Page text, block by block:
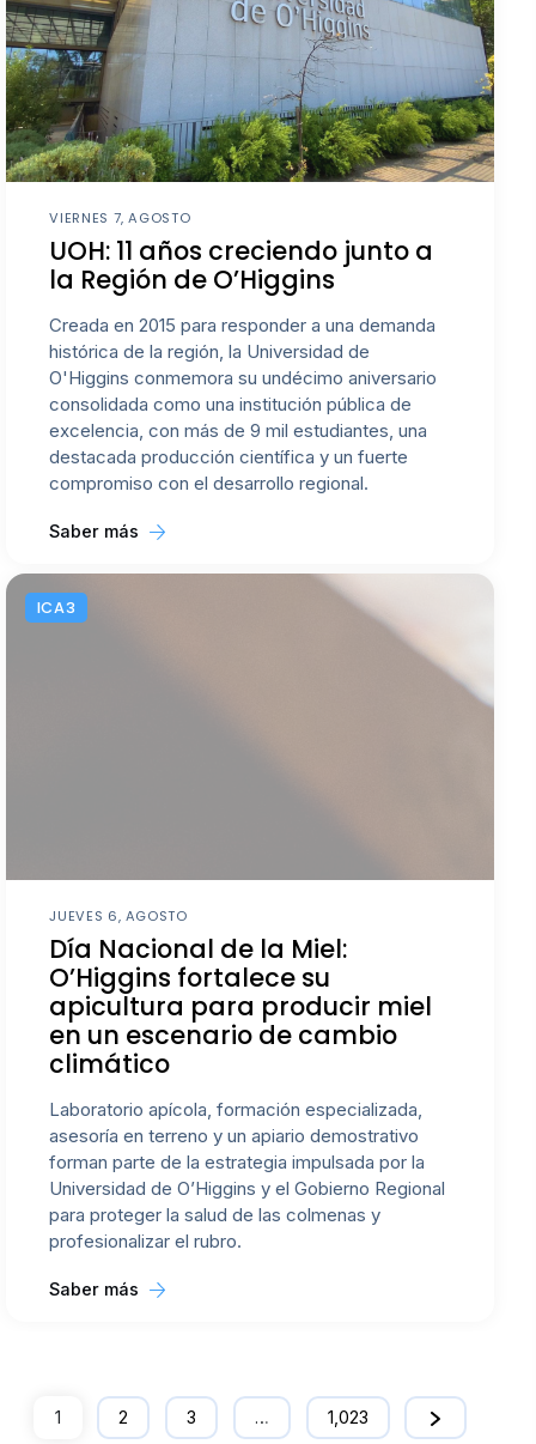
VIERNES 7, AGOSTO
UOH: 11 años creciendo junto a
la Región de O’Higgins
Creada en 2015 para responder a una demanda
histórica de la región, la Universidad de
O'Higgins conmemora su undécimo aniversario
consolidada como una institución pública de
excelencia, con más de 9 mil estudiantes, una
destacada producción científica y un fuerte
compromiso con el desarrollo regional.
Saber más
ICA3
JUEVES 6, AGOSTO
Día Nacional de la Miel:
O’Higgins fortalece su
apicultura para producir miel
en un escenario de cambio
climático
Laboratorio apícola, formación especializada,
asesoría en terreno y un apiario demostrativo
forman parte de la estrategia impulsada por la
Universidad de O’Higgins y el Gobierno Regional
para proteger la salud de las colmenas y
profesionalizar el rubro.
Saber más
1 2 3 … 1,023